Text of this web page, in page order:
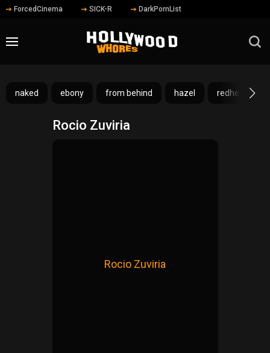
ForcedCinema SICK-R DarkPornList
naked ebony from behind hazel redhead
Rocio Zuviria
Rocio Zuviria